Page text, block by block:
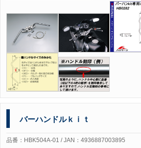
バーハンドルｋｉｔ
品番：HBK504A-01 / JAN：4936887003895